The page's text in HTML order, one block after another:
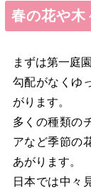
春の花や木
まずは第一庭
勾配がなくゆ
がります。
多くの種類の
アなど季節の
あがります。
日本では中々